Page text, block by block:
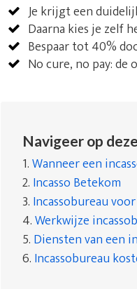
Je krijgt een
Daarna kies je zelf
Bespaar tot 40%
No cure, no pay:
Navigeer op
1.Wanneer een
2. Incasso Betekom
3. Incassobureau
4.Werkwijze
5. Diensten van een
6. Incassobureau